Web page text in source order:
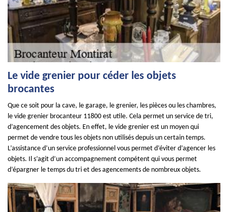
Le vide grenier pour céder les objets
brocantes
Que ce soit pour la cave, le garage, le grenier, les pièces ou les chambres,
le vide grenier brocanteur 11800 est utile. Cela permet un service de tri,
d’agencement des objets. En effet, le vide grenier est un moyen qui
permet de vendre tous les objets non utilisés depuis un certain temps.
L’assistance d’un service professionnel vous permet d’éviter d’agencer les
objets. Il s’agit d’un accompagnement compétent qui vous permet
d’épargner le temps du tri et des agencements de nombreux objets.